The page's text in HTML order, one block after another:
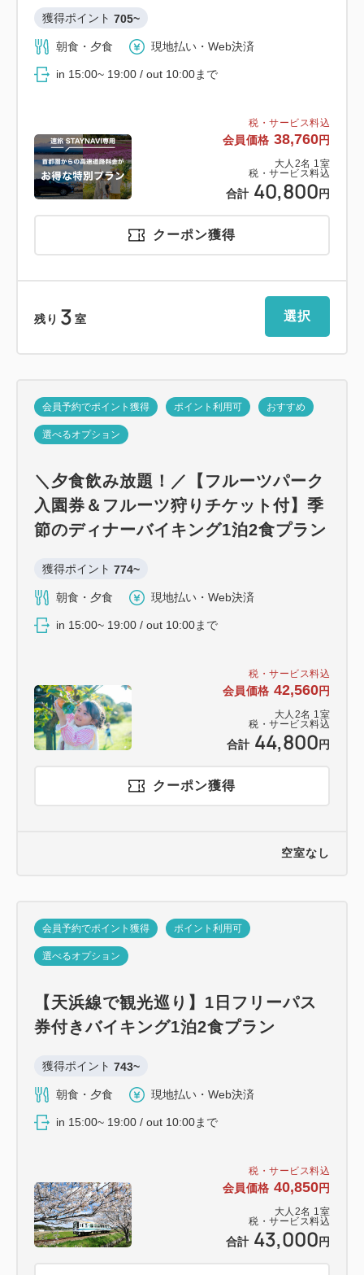
税・サービス料込
会員価格 38,760円
大人 2名 1室
税・サービス料込
合計 40,800 円
獲得ポイント 705~
朝食・夕食 現地払い・Web決済
in 15:00~ 19:00 / out 10:00まで
クーポン獲得
残り 3 室 選択
税・サービス料込
会員価格 42,560円
大人 2名 1室
税・サービス料込
合計 44,800 円
会員予約でポイント獲得 ポイント利用可 おすすめ
選べるオプション
＼夕食飲み放題！／【フルーツパーク
入園券＆フルーツ狩りチケット付】季
節のディナーバイキング1泊2食プラン
獲得ポイント 774~
朝食・夕食 現地払い・Web決済
in 15:00~ 19:00 / out 10:00まで
クーポン獲得
空室なし
税・サービス料込
会員価格 40,850円
大人 2名 1室
税・サービス料込
合計 43,000 円
会員予約でポイント獲得 ポイント利用可
選べるオプション
【天浜線で観光巡り】1日フリーパス
券付きバイキング1泊2食プラン
獲得ポイント 743~
朝食・夕食 現地払い・Web決済
in 15:00~ 19:00 / out 10:00まで